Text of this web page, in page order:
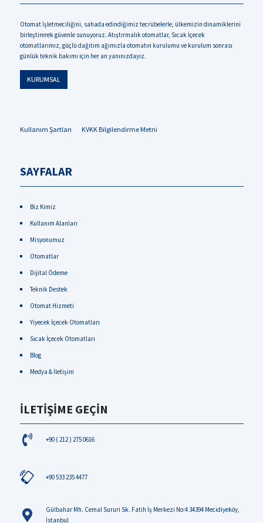
Otomat İşletmeciliğini, sahada edindiğimiz tecrübelerle, ülkemizin dinamiklerini
birleştirerek güvenle sunuyoruz. Atıştırmalık otomatlar, Sıcak İçecek
otomatlarımız, güçlü dağıtım ağımızla otomatın kurulumu ve kurulum sonrası
günlük teknik bakımı için her an yanınızdayız.
KURUMSAL
Kullanım Şartları KVKK Bilgilendirme Metni
SAYFALAR
Biz Kimiz
Kullanım Alanları
Misyonumuz
Otomatlar
Dijital Ödeme
Teknik Destek
Otomat Hizmeti
Yiyecek İçecek Otomatları
Sıcak İçecek Otomatları
Blog
Medya & İletişim
İLETİŞİME GEÇİN
+90 ( 212 ) 275 0616
+90 533 235 4477
Gülbahar Mh. Cemal Sururi Sk. Fatih İş Merkezi No:4 34394 Mecidiyeköy,
İstanbul